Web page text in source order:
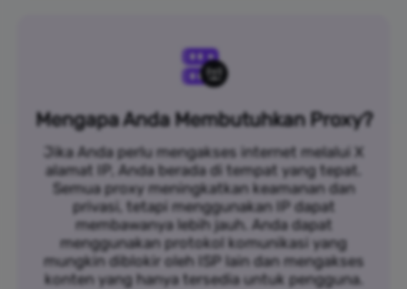
Mengapa Anda Membutuhkan Proxy?
Jika Anda perlu mengakses internet melalui X
alamat IP, Anda berada di tempat yang tepat.
Semua proxy meningkatkan keamanan dan
privasi, tetapi menggunakan IP dapat
membawanya lebih jauh. Anda dapat
menggunakan protokol komunikasi yang
mungkin diblokir oleh ISP lain dan mengakses
konten yang hanya tersedia untuk pengguna.